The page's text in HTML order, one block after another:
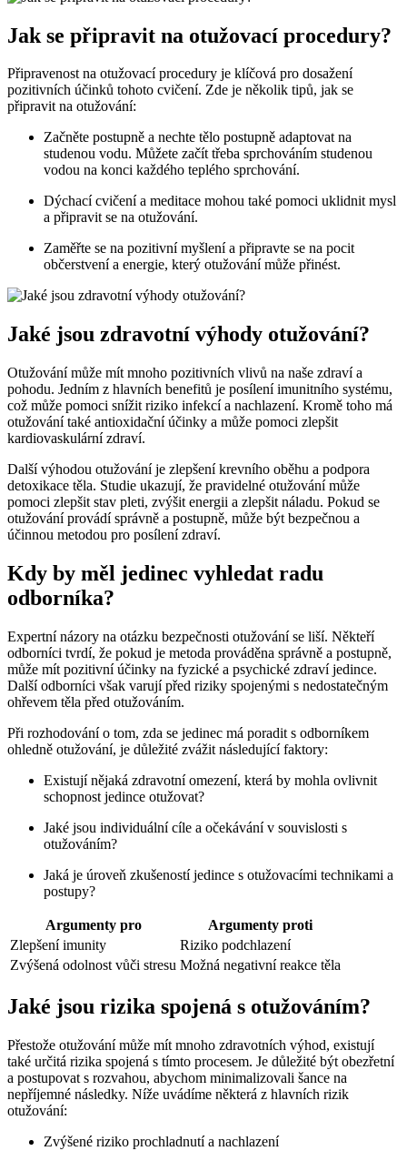
Jak se připravit na otužovací procedury?
Připravenost na otužovací procedury je klíčová pro dosažení
pozitivních účinků tohoto cvičení. Zde je několik tipů, jak se
připravit na otužování:
Začněte postupně a nechte tělo postupně adaptovat na
studenou vodu. Můžete začít třeba sprchováním studenou
vodou na konci každého teplého sprchování.
Dýchací cvičení a meditace mohou také pomoci uklidnit mysl
a připravit se na otužování.
Zaměřte se na pozitivní myšlení a připravte se na pocit
občerstvení a energie, který otužování může přinést.
Jaké jsou zdravotní výhody otužování?
Otužování může mít mnoho pozitivních vlivů na naše zdraví a
pohodu. Jedním z hlavních benefitů je posílení imunitního systému,
což může pomoci snížit riziko infekcí a nachlazení. Kromě toho má
otužování také antioxidační účinky a může pomoci zlepšit
kardiovaskulární zdraví.
Další výhodou otužování je zlepšení krevního oběhu a podpora
detoxikace těla. Studie ukazují, že pravidelné otužování může
pomoci zlepšit stav pleti, zvýšit energii a zlepšit náladu. Pokud se
otužování provádí správně a postupně, může být bezpečnou a
účinnou metodou pro posílení zdraví.
Kdy by měl jedinec vyhledat radu
odborníka?
Expertní názory na otázku bezpečnosti otužování se liší. Někteří
odborníci tvrdí, že pokud je metoda prováděna správně a postupně,
může mít pozitivní účinky na fyzické a psychické zdraví jedince.
Další odborníci však varují před riziky spojenými s nedostatečným
ohřevem těla před otužováním.
Při rozhodování o tom, zda se jedinec má poradit s odborníkem
ohledně otužování, je důležité zvážit následující faktory:
Existují nějaká zdravotní omezení, která by mohla ovlivnit
schopnost jedince otužovat?
Jaké jsou individuální cíle a očekávání v souvislosti s
otužováním?
Jaká je úroveň zkušeností jedince s otužovacími technikami a
postupy?
Argumenty pro
Argumenty proti
Zlepšení imunity
Riziko podchlazení
Zvýšená odolnost vůči stresu Možná negativní reakce těla
Jaké jsou rizika spojená s otužováním?
Přestože otužování může mít mnoho zdravotních výhod, existují
také určitá rizika spojená s tímto procesem. Je důležité být obezřetní
a postupovat s rozvahou, abychom minimalizovali šance na
nepříjemné následky. Níže uvádíme některá z hlavních rizik
otužování:
Zvýšené riziko prochladnutí a nachlazení